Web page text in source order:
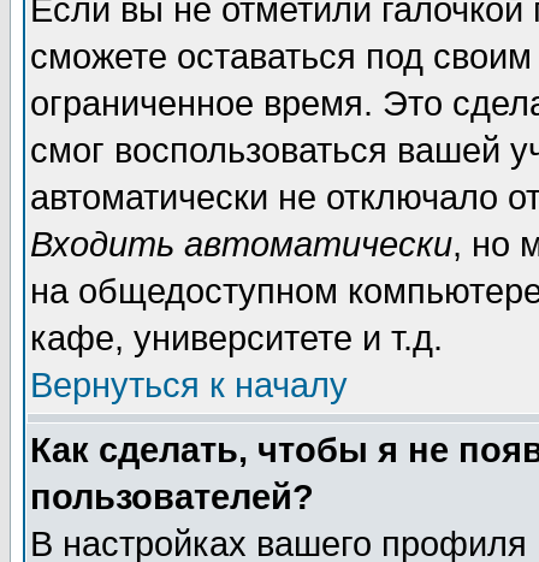
Если вы не отметили галочкой
сможете оставаться под
ограниченное время. Это
смог воспользоваться вашей
автоматически не отключало
Входить автоматически, но
на общедоступном
кафе, университете и т.д.
Вернуться к началу
Как сделать, чтобы я не
пользователей?
В настройках вашего